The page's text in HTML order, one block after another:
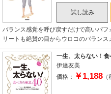
試し読み
バランス感覚を呼び戻すだけで高いパ
リートも絶賛の目からウロコのバランス
一生、太らない！食
伊達友美
価格：
￥1,188